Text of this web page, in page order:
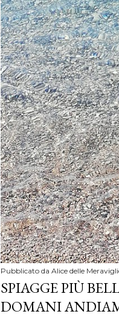
Pubblicato da Alice delle
SPIAGGE PIÙ
DOMANI